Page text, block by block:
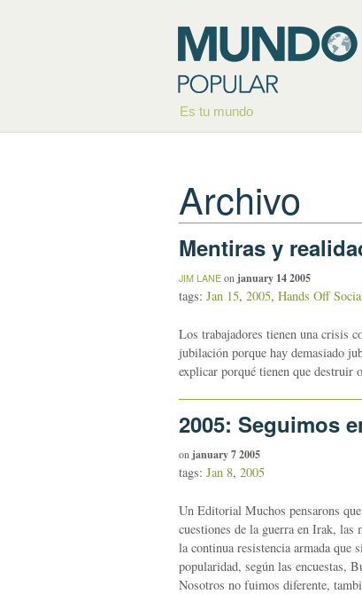
Es tu mundo
Archivo
Mentiras y
JIM LANE on january 14 2005
tags: Jan 15, 2005, Hands Off
Los trabajadores tienen una crisis
jubilación porque hay demasiado
explicar porqué tienen que destruir
2005: Seguimos
on january 7 2005
tags: Jan 8, 2005
Un Editorial Muchos pensarons
cuestiones de la guerra en Irak, las
la continua resistencia armada que
popularidad, según las encuestas,
Nosotros no fuimos diferente,